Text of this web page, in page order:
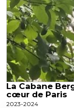
La Cabane
cœur de Paris
2023-2024